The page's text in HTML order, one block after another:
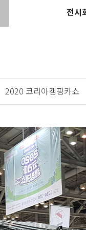
전시
2020 코리아캠핑카쇼